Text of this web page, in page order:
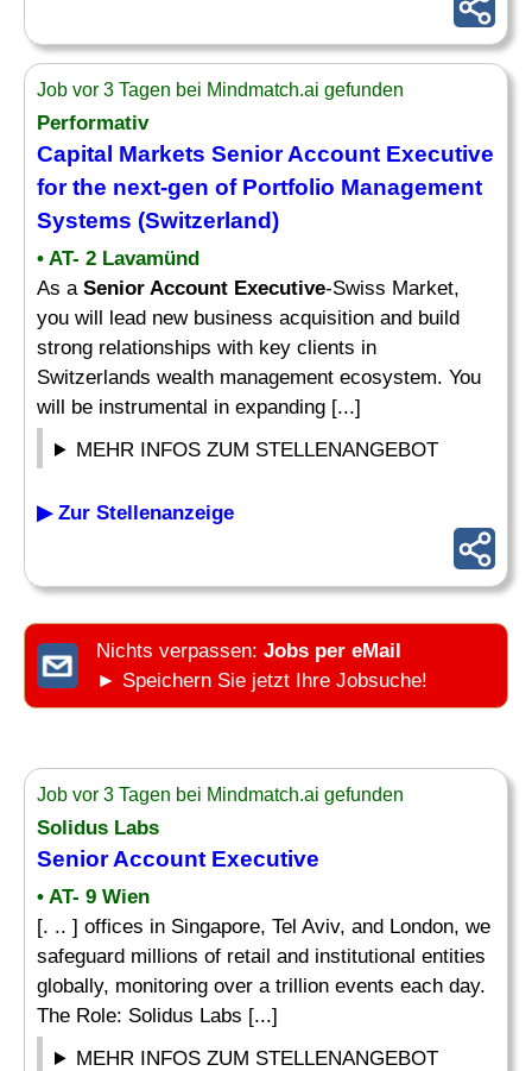
Job vor 3 Tagen bei Mindmatch.ai gefunden
Performativ
Capital Markets Senior Account Executive
for the next-gen of Portfolio Management
Systems (Switzerland)
• AT- 2 Lavamünd
As a Senior Account Executive-Swiss Market,
you will lead new business acquisition and build
strong relationships with key clients in
Switzerlands wealth management ecosystem. You
will be instrumental in expanding [...]
MEHR INFOS ZUM STELLENANGEBOT
▶ Zur Stellenanzeige
Nichts verpassen: Jobs per eMail
► Speichern Sie jetzt Ihre Jobsuche!
Job vor 3 Tagen bei Mindmatch.ai gefunden
Solidus Labs
Senior Account Executive
• AT- 9 Wien
[. .. ] offices in Singapore, Tel Aviv, and London, we
safeguard millions of retail and institutional entities
globally, monitoring over a trillion events each day.
The Role: Solidus Labs [...]
MEHR INFOS ZUM STELLENANGEBOT